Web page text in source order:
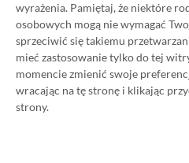
wyrażenia. Pamiętaj, że niektóre
osobowych mogą nie wymagać
sprzeciwić się takiemu
mieć zastosowanie tylko do tej
momencie zmienić swoje
wracając na tę stronę i klikając
strony.
Nowy zwiastun Forspoken.
Square Enix przygotowuje
na swoją głośną produkcję
09.01.2023, 17:30 1 min. czytania